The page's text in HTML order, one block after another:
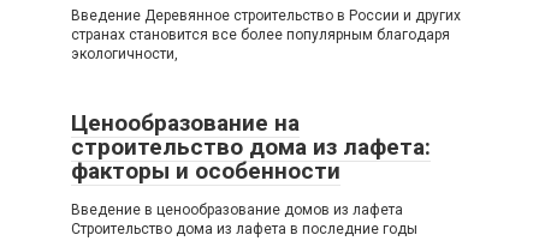
Введение Деревянное строительство в России и других
странах становится все более популярным благодаря
экологичности,
Ценообразование на
строительство дома из лафета:
факторы и особенности
Введение в ценообразование домов из лафета
Строительство дома из лафета в последние годы